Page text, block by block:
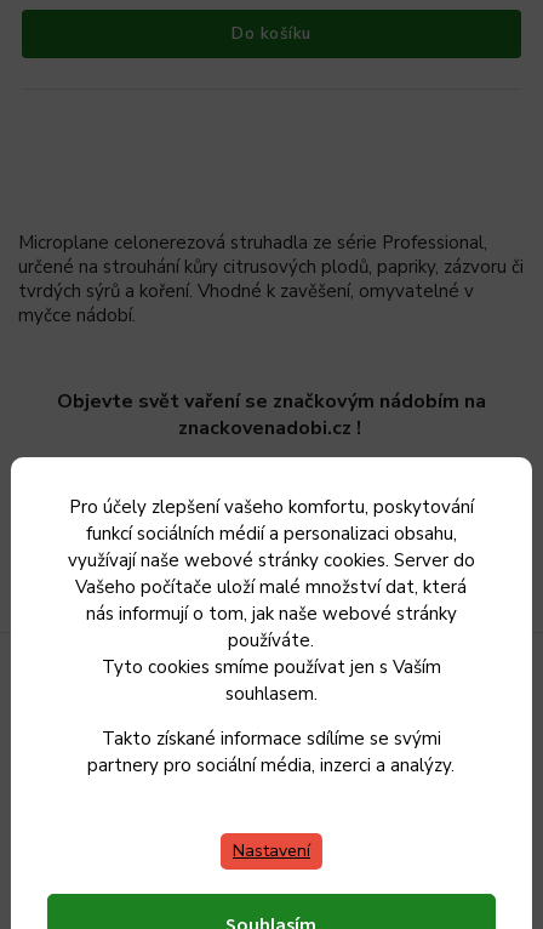
Pro účely zlepšení vašeho komfortu, poskytování
funkcí sociálních médií a personalizaci obsahu,
využívají naše webové stránky cookies. Server do
Vašeho počítače uloží malé množství dat, která
nás informují o tom, jak naše webové stránky
používáte.
Tyto cookies smíme používat jen s Vaším
souhlasem.
Takto získané informace sdílíme se svými
partnery pro sociální média, inzerci a analýzy.
Nastavení
Do košíku
Microplane celonerezová struhadla ze série Professional,
určené na strouhání kůry citrusových plodů, papriky, zázvoru či
tvrdých sýrů a koření. Vhodné k zavěšení, omyvatelné v
myčce nádobí.
Objevte svět vaření se značkovým nádobím na
znackovenadobi.cz !
Číst více